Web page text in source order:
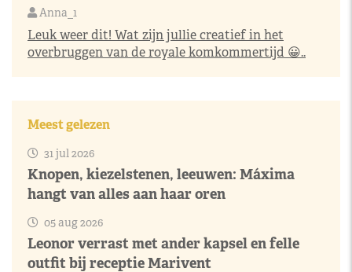
Anna_1
Leuk weer dit! Wat zijn jullie creatief in het
overbruggen van de royale komkommertijd 😀..
Meest gelezen
31 jul 2026
Knopen, kiezelstenen, leeuwen: Máxima
hangt van alles aan haar oren
05 aug 2026
Leonor verrast met ander kapsel en felle
outfit bij receptie Marivent